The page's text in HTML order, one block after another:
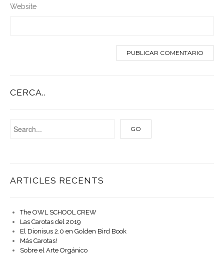
Website
CERCA..
ARTICLES RECENTS
The OWL SCHOOL CREW
Las Carotas del 2019
El Dionisus 2.0 en Golden Bird Book
Más Carotas!
Sobre el Arte Orgánico